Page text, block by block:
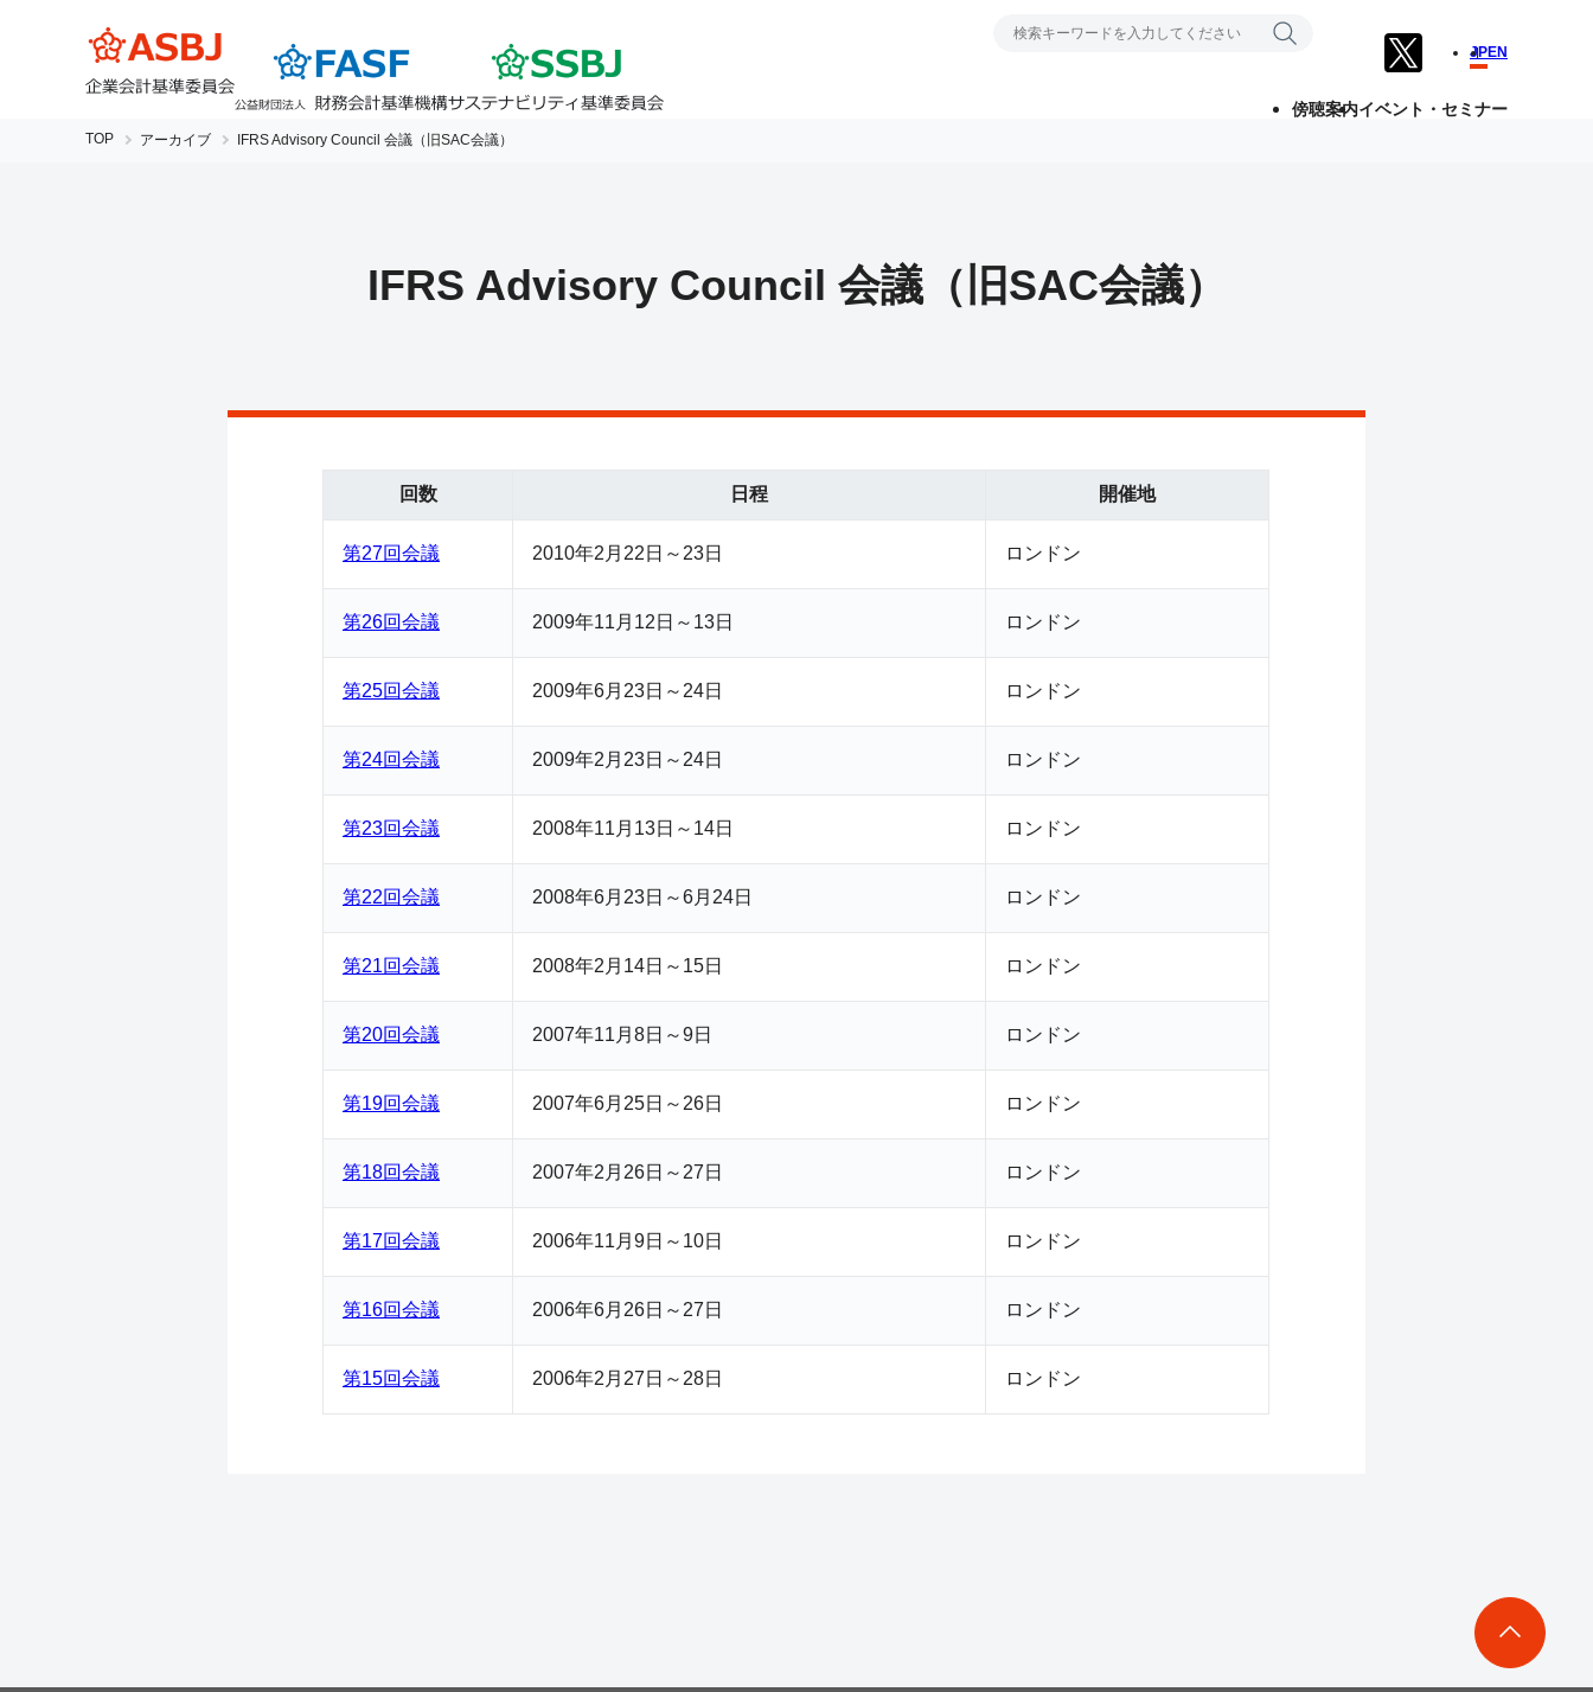
傍聴案内イベント・セミナー
JPEN
TOP アーカイブ IFRS Advisory Council 会議（旧SAC会議）
IFRS Advisory Council 会議（旧SAC会議）
回数 日程 開催地
第27回会議 2010年2月22日～23日 ロンドン
第26回会議 2009年11月12日～13日 ロンドン
第25回会議 2009年6月23日～24日 ロンドン
第24回会議 2009年2月23日～24日 ロンドン
第23回会議 2008年11月13日～14日 ロンドン
第22回会議 2008年6月23日～6月24日 ロンドン
第21回会議 2008年2月14日～15日 ロンドン
第20回会議 2007年11月8日～9日 ロンドン
第19回会議 2007年6月25日～26日 ロンドン
第18回会議 2007年2月26日～27日 ロンドン
第17回会議 2006年11月9日～10日 ロンドン
第16回会議 2006年6月26日～27日 ロンドン
第15回会議 2006年2月27日～28日 ロンドン